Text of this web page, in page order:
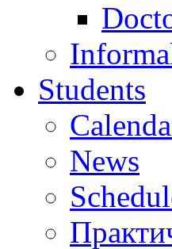
Students
News